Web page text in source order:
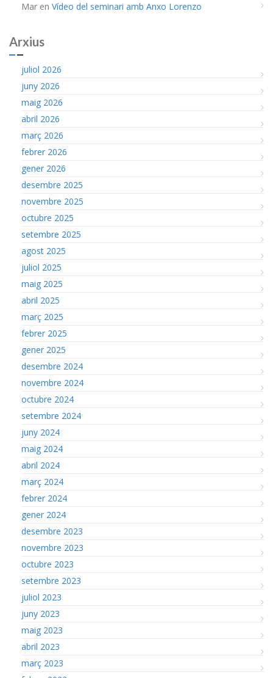
Mar en Vídeo del seminari amb Anxo Lorenzo
Arxius
juliol 2026
juny 2026
maig 2026
abril 2026
març 2026
febrer 2026
gener 2026
desembre 2025
novembre 2025
octubre 2025
setembre 2025
agost 2025
juliol 2025
maig 2025
abril 2025
març 2025
febrer 2025
gener 2025
desembre 2024
novembre 2024
octubre 2024
setembre 2024
juny 2024
maig 2024
abril 2024
març 2024
febrer 2024
gener 2024
desembre 2023
novembre 2023
octubre 2023
setembre 2023
juliol 2023
juny 2023
maig 2023
abril 2023
març 2023